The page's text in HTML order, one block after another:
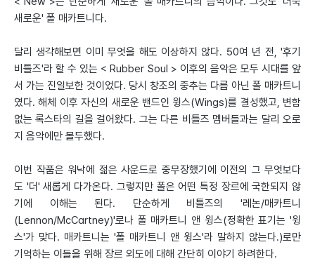
새로운' 폴 매카트니다.
달리 생각해보면 이미 무엇을 해도 이상하지 않다. 50여 년 전, '후기
비틀즈'라 할 수 있는 < Rubber Soul > 이후의 음악은 모두 시대를 앞
서 가는 진일보한 것이었다. 당시 창조의 중추는 다름 아닌 폴 매카트니
였다. 해체 이후 자신의 새로운 밴드인 윙스(Wings)를 결성했고, 변함
없는 록스타의 길을 걸어왔다. 그는 다른 비틀즈 멤버들과는 달리 오로
지 음악에만 몰두했다.
이번 작품은 워낙에 젊은 사운드로 중무장했기에 이전의 그 무엇보다
도 '더' 새롭게 다가온다. 그렇지만 폴은 어떤 특정 장르에 국한되지 않
기에 이해는 된다. 단순하게 비틀즈의 '레논/매카트니
(Lennon/McCartney)'로나 폴 매카트니 앤 윙스(정확한 표기는 '윙
스'가 맞다. 매카트니는 '폴 매카트니 앤 윙스'라 말하지 않는다.)로만
기억하는 이들을 위해 장르 외도에 대해 간단히 이야기 하려한다.